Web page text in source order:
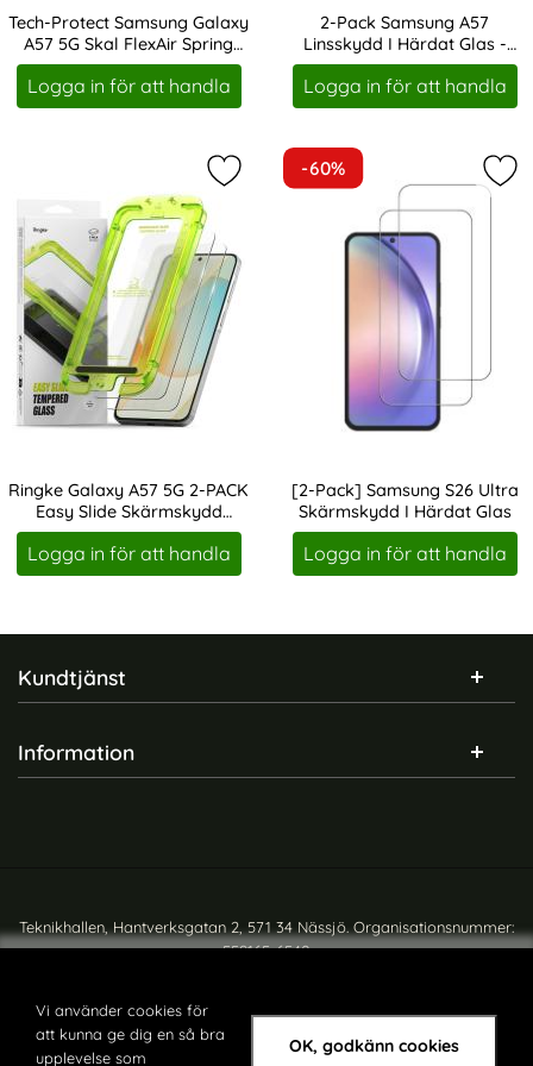
Vi använder cookies för
att kunna ge dig en så bra
upplevelse som
OK, godkänn cookies
Tech-Protect Samsung Galaxy
A57 5G Skal FlexAir Spring
Flowers
Art. nr 246874
Logga in för att handla
2-Pack Samsung A57
Linsskydd I Härdat Glas -
Svart
Art. nr 247476
Logga in för att handla
Ringke Galaxy A57 5G 2-PACK
Easy Slide Skärmskydd
Härdat Glas
Art. nr 247012
Logga in för att handla
Markera ringke Galaxy A57 5G 2-
-60%
[2-Pack] Samsung S26 Ultra
Skärmskydd I Härdat Glas
Art. nr 247128
Logga in för att handla
Sidfot Blandad info och länkar
Kundtjänst
Information
Teknikhallen, Hantverksgatan 2, 571 34 Nässjö. Organisationsnummer:
559165-6540